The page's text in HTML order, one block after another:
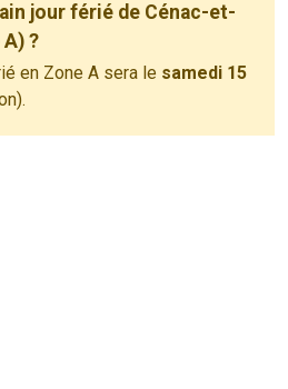
jour férié de Cénac-et-
?
en Zone A sera le samedi 15